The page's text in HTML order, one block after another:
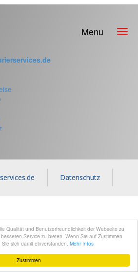
Zustimmen
Qualität und Benutzerfreundlichkeit der Webseite zu
Service zu bieten. Wenn Sie auf Zustimmen
Sie sich damit einverstanden. Mehr Infos
Menu
Datenschutz